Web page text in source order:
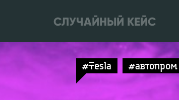
СЛУЧАЙНЫЙ КЕЙС
#Tesla #автопром